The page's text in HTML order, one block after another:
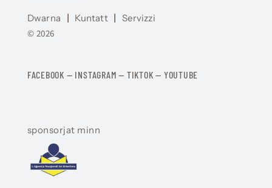
Dwarna | Kuntatt | Servizzi
© 2026
FACEBOOK — INSTAGRAM — TIKTOK — YOUTUBE
sponsorjat minn